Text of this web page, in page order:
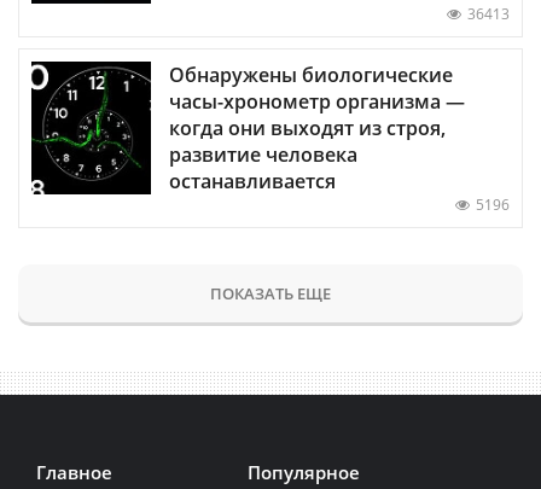
36413
Обнаружены биологические
часы-хронометр организма —
когда они выходят из строя,
развитие человека
останавливается
5196
ПОКАЗАТЬ ЕЩЕ
Главное Популярное